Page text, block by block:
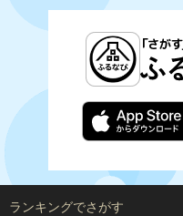
ランキングでさがす